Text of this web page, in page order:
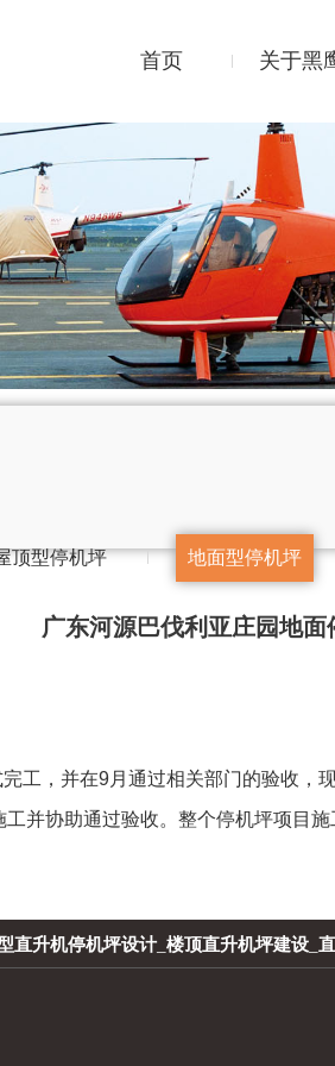
首页 关于黑
顶型停机坪 地面型停机坪
广东河源巴伐利亚庄园地面
，并在9月通过相关部门的验收，现
协助通过验收。整个停机坪项目施
直升机停机坪设计_ 楼顶直升机坪建设